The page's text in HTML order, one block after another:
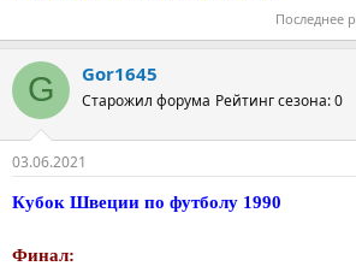
Последнее
G Gor1645
Старожил форума Рейтинг сезона: 0
03.06.2021
Кубок Швеции по футболу 1990
Финал: